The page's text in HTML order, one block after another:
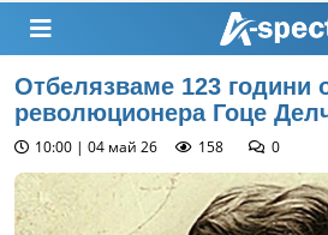
Отбелязваме 123 години
революционера Гоце
10:00 | 04 май 26 158 0